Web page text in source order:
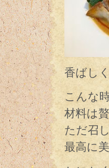
香ばし
こんな
材料は
ただ召
最高に